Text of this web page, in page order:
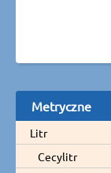
Metryczne
Litr
Cecylitr